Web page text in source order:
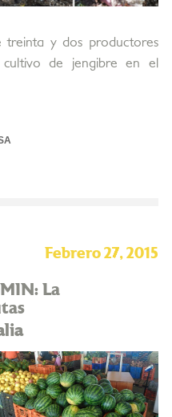
y dos productores
de jengibre en el
Febrero 27, 2015
La